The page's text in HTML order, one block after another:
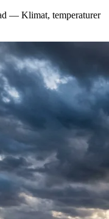
— Klimat, temperaturer